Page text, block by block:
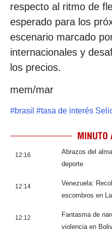
respecto al ritmo de
esperado para los
escenario marcado
internacionales y
los precios.
mem/mar
#brasil #tasa de interés
MINUTO
12:16
Abrazos del
deporte
12:14
Venezuela:
escombros en
12:12
Fantasma de
violencia en